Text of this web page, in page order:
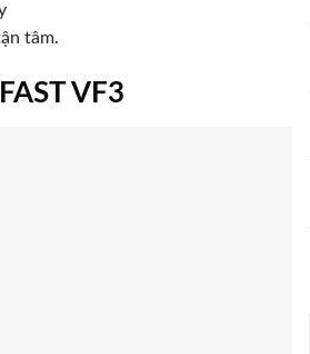
tâm.
VF3